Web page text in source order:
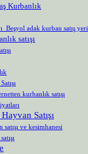
Kurbanlık
Beşyol adak kurban satış yeri
satışı
kurbanlık satışı
Satışı
ve kesimhanesi